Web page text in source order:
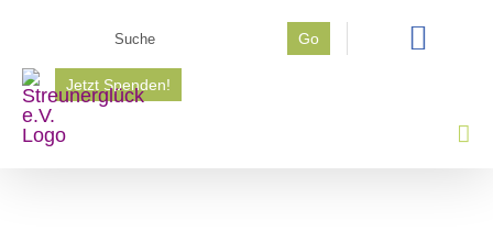
springen
Go
Jetzt Spenden!